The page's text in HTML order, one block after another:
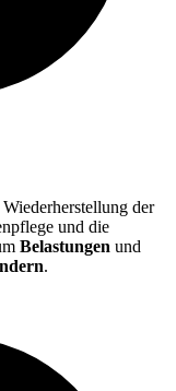
der
und die
Belastungen und
.